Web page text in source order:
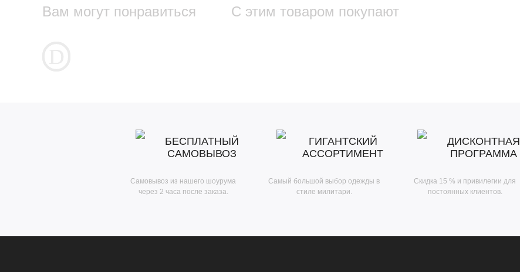
Вам могут понравиться С этим товаром покупают
БЕСПЛАТНЫЙ
САМОВЫВОЗ
Самовывоз из нашего шоурума
через 2 часа после заказа.
ГИГАНТСКИЙ
АССОРТИМЕНТ
Самый большой выбор одежды в
стиле милитари.
ДИСКОНТНАЯ
ПРОГРАММА
Скидка 15 % и привилегии для
постоянных клиентов.